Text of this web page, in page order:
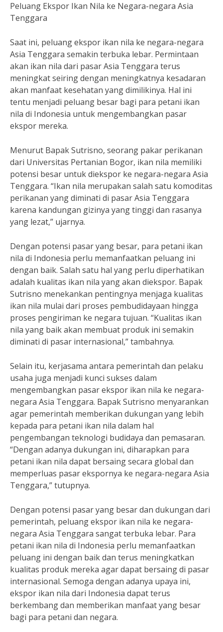
Peluang Ekspor Ikan Nila ke Negara-negara Asia
Tenggara
Saat ini, peluang ekspor ikan nila ke negara-negara
Asia Tenggara semakin terbuka lebar. Permintaan
akan ikan nila dari pasar Asia Tenggara terus
meningkat seiring dengan meningkatnya kesadaran
akan manfaat kesehatan yang dimilikinya. Hal ini
tentu menjadi peluang besar bagi para petani ikan
nila di Indonesia untuk mengembangkan pasar
ekspor mereka.
Menurut Bapak Sutrisno, seorang pakar perikanan
dari Universitas Pertanian Bogor, ikan nila memiliki
potensi besar untuk diekspor ke negara-negara Asia
Tenggara. “Ikan nila merupakan salah satu komoditas
perikanan yang diminati di pasar Asia Tenggara
karena kandungan gizinya yang tinggi dan rasanya
yang lezat,” ujarnya.
Dengan potensi pasar yang besar, para petani ikan
nila di Indonesia perlu memanfaatkan peluang ini
dengan baik. Salah satu hal yang perlu diperhatikan
adalah kualitas ikan nila yang akan diekspor. Bapak
Sutrisno menekankan pentingnya menjaga kualitas
ikan nila mulai dari proses pembudidayaan hingga
proses pengiriman ke negara tujuan. “Kualitas ikan
nila yang baik akan membuat produk ini semakin
diminati di pasar internasional,” tambahnya.
Selain itu, kerjasama antara pemerintah dan pelaku
usaha juga menjadi kunci sukses dalam
mengembangkan pasar ekspor ikan nila ke negara-
negara Asia Tenggara. Bapak Sutrisno menyarankan
agar pemerintah memberikan dukungan yang lebih
kepada para petani ikan nila dalam hal
pengembangan teknologi budidaya dan pemasaran.
“Dengan adanya dukungan ini, diharapkan para
petani ikan nila dapat bersaing secara global dan
memperluas pasar ekspornya ke negara-negara Asia
Tenggara,” tutupnya.
Dengan potensi pasar yang besar dan dukungan dari
pemerintah, peluang ekspor ikan nila ke negara-
negara Asia Tenggara sangat terbuka lebar. Para
petani ikan nila di Indonesia perlu memanfaatkan
peluang ini dengan baik dan terus meningkatkan
kualitas produk mereka agar dapat bersaing di pasar
internasional. Semoga dengan adanya upaya ini,
ekspor ikan nila dari Indonesia dapat terus
berkembang dan memberikan manfaat yang besar
bagi para petani dan negara.